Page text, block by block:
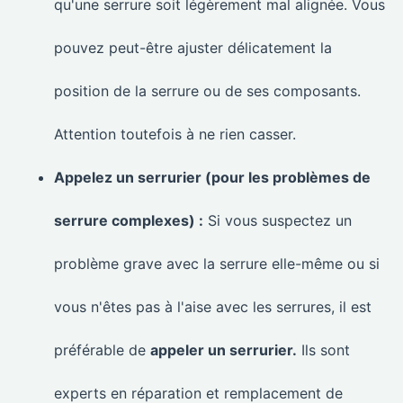
qu'une serrure soit légèrement mal alignée. Vous
pouvez peut-être ajuster délicatement la
position de la serrure ou de ses composants.
Attention toutefois à ne rien casser.
Appelez un serrurier (pour les problèmes de
serrure complexes) : Si vous suspectez un
problème grave avec la serrure elle-même ou si
vous n'êtes pas à l'aise avec les serrures, il est
préférable de appeler un serrurier. Ils sont
experts en réparation et remplacement de